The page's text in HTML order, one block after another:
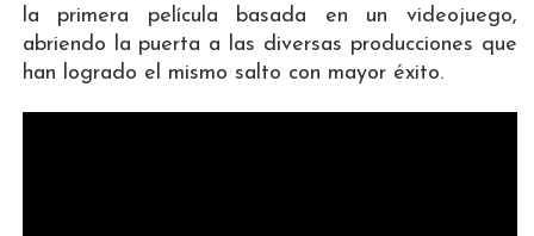
la primera película basada en un videojuego,
abriendo la puerta a las diversas producciones que
han logrado el mismo salto con mayor éxito.